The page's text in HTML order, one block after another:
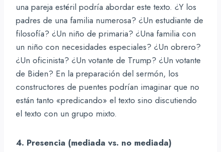
una pareja estéril podría abordar este texto. ¿Y los
padres de una familia numerosa? ¿Un estudiante de
filosofía? ¿Un niño de primaria? ¿Una familia con
un niño con necesidades especiales? ¿Un obrero?
¿Un oficinista? ¿Un votante de Trump? ¿Un votante
de Biden? En la preparación del sermón, los
constructores de puentes podrían imaginar que no
están tanto «predicando» el texto sino discutiendo
el texto con un grupo mixto.
4. Presencia (mediada vs. no mediada)